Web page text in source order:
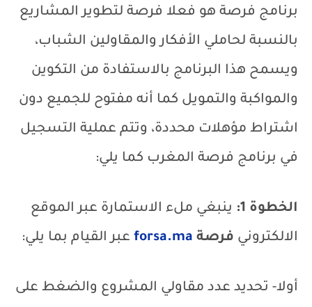
برنامج فرصة هو فعلا فرصة لتطوير المشاريع
بالنسبة لحاملي الأفكار والمقاولين الشباب،
ويسمح هذا البرنامج بالاستفادة من التكوين
والمواكبة والتمويل كما أنه مفتوح للجميع دون
اشتراط مؤهلات محددة، وتتم عملية التسجيل
في برنامج فرصة المغرب كما يلي:
الخطوة 1:
ينبغي ملء الاستمارة عبر الموقع
الالكتروني فرصة forsa.ma عبر القيام بما يلي:
أولا- تحديد عدد مقاولي المشروع والضغط على